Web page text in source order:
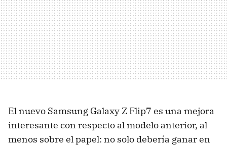
El nuevo Samsung Galaxy Z Flip7 es una mejora
interesante con respecto al modelo anterior, al
menos sobre el papel: no solo debería ganar en